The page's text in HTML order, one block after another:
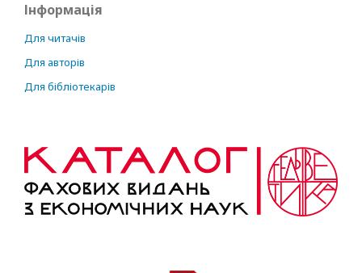
Інформація
Для читачів
Для авторів
Для бібліотекарів